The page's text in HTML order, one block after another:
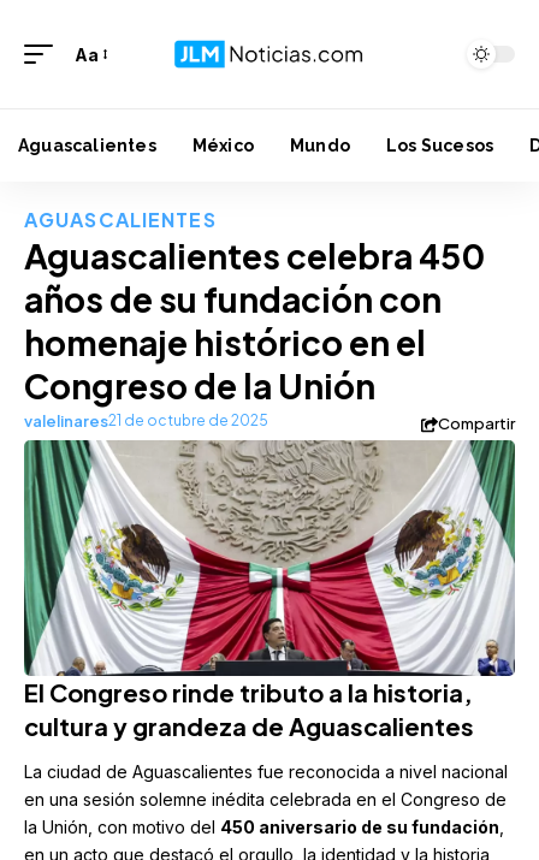
Aa
Aguascalientes México Mundo Los Sucesos
AGUASCALIENTES
Aguascalientes celebra 450
años de su fundación con
homenaje histórico en el
Congreso de la Unión
valelinares21 de octubre de 2025 Compartir
El Congreso rinde tributo a la historia,
cultura y grandeza de Aguascalientes
La ciudad de Aguascalientes fue reconocida a nivel nacional
en una sesión solemne inédita celebrada en el Congreso de
la Unión, con motivo del 450 aniversario de su fundación,
en un acto que destacó el orgullo, la identidad y la historia